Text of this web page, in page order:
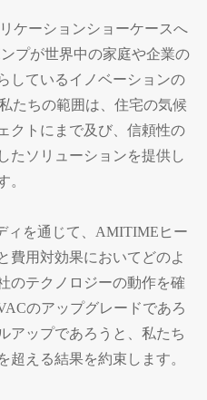
ケーションショーケースへ
プが世界中の家庭や企業の
しているイノベーションの
たちの範囲は、住宅の気候
クトにまで及び、信頼性の
たソリューションを提供し
。
ィを通じて、AMITIMEヒー
費用対効果においてどのよ
のテクノロジーの動作を確
のアップグレードであろ
アップであろうと、私たち
超える結果を約束します。